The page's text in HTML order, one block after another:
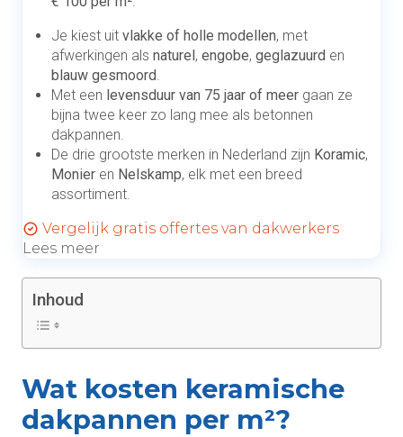
Je kiest uit vlakke of holle modellen, met
afwerkingen als naturel, engobe, geglazuurd en
blauw gesmoord
Met een levensduur van 75 jaar of meer gaan ze
bijna twee keer zo lang mee als betonnen
dakpannen.
De drie grootste merken in Nederland zijn Koramic,
Monier en Nelskamp, elk met een breed
assortiment.
Vergelijk gratis offertes van dakwerkers
Lees meer
Inhoud
Wat kosten keramische
dakpannen per m²?